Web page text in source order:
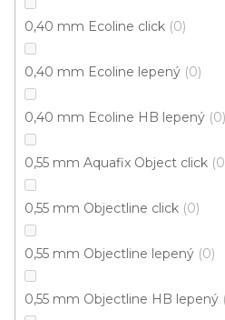
0,40 mm Ecoline click 0
0,40 mm Ecoline lepený 0
0,40 mm Ecoline HB lepený 0
0,55 mm Aquafix Object click 0
0,55 mm Objectline click 0
0,55 mm Objectline lepený 0
0,55 mm Objectline HB lepený
Fix Standard D (lepená)
Cenový hit